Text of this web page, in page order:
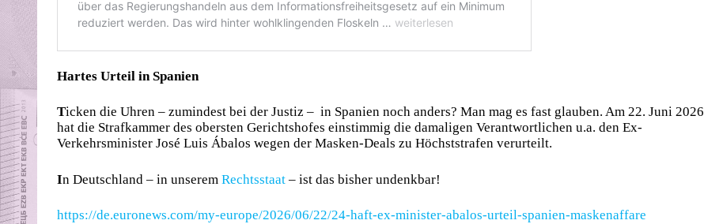
Hartes Urteil in Spanien
Ticken die Uhren – zumindest bei der Justiz – in Spanien noch anders? Man mag es fast glauben. Am 22. Juni 2026
hat die Strafkammer des obersten Gerichtshofes einstimmig die damaligen Verantwortlichen u.a. den Ex-
Verkehrsminister José Luis Ábalos wegen der Masken-Deals zu Höchststrafen verurteilt.
In Deutschland – in unserem Rechtsstaat – ist das bisher undenkbar!
https://de.euronews.com/my-europe/2026/06/22/24-haft-ex-minister-abalos-urteil-spanien-maskenaffare